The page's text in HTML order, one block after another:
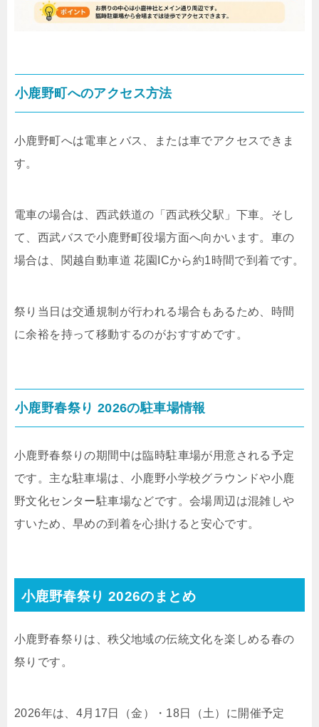
小鹿野町へのアクセス方法
小鹿野町へは電車とバス、または車でアクセスできま
す。
電車の場合は、西武鉄道の「西武秩父駅」下車。そし
て、西武バスで小鹿野町役場方面へ向かいます。車の
場合は、関越自動車道 花園ICから約1時間で到着です。
祭り当日は交通規制が行われる場合もあるため、時間
に余裕を持って移動するのがおすすめです。
小鹿野春祭り 2026の駐車場情報
小鹿野春祭りの期間中は臨時駐車場が用意される予定
です。主な駐車場は、小鹿野小学校グラウンドや小鹿
野文化センター駐車場などです。会場周辺は混雑しや
すいため、早めの到着を心掛けると安心です。
小鹿野春祭り 2026のまとめ
小鹿野春祭りは、秩父地域の伝統文化を楽しめる春の
祭りです。
2026年は、4月17日（金）・18日（土）に開催予定